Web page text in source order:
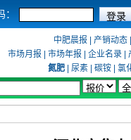
：
中肥晨报 产销动态
市场月报
市场年报 企业名录
氮肥
尿素 碳铵
氯